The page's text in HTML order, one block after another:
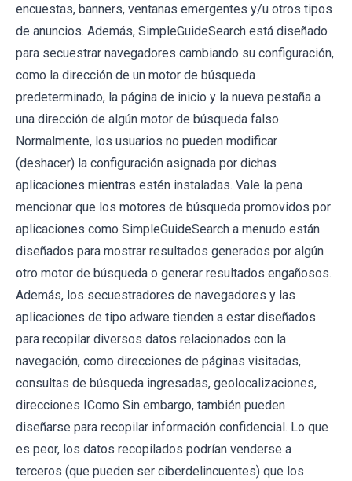
encuestas, banners, ventanas emergentes y/u otros tipos
de anuncios. Además, SimpleGuideSearch está diseñado
para secuestrar navegadores cambiando su configuración,
como la dirección de un motor de búsqueda
predeterminado, la página de inicio y la nueva pestaña a
una dirección de algún motor de búsqueda falso.
Normalmente, los usuarios no pueden modificar
(deshacer) la configuración asignada por dichas
aplicaciones mientras estén instaladas. Vale la pena
mencionar que los motores de búsqueda promovidos por
aplicaciones como SimpleGuideSearch a menudo están
diseñados para mostrar resultados generados por algún
otro motor de búsqueda o generar resultados engañosos.
Además, los secuestradores de navegadores y las
aplicaciones de tipo adware tienden a estar diseñados
para recopilar diversos datos relacionados con la
navegación, como direcciones de páginas visitadas,
consultas de búsqueda ingresadas, geolocalizaciones,
direcciones IComo Sin embargo, también pueden
diseñarse para recopilar información confidencial. Lo que
es peor, los datos recopilados podrían venderse a
terceros (que pueden ser ciberdelincuentes) que los